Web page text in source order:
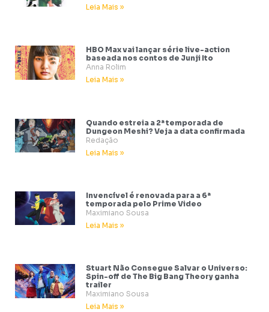
Leia Mais »
HBO Max vai lançar série live-action
baseada nos contos de Junji Ito
Anna Rolim
Leia Mais »
Quando estreia a 2ª temporada de
Dungeon Meshi? Veja a data confirmada
Redação
Leia Mais »
Invencível é renovada para a 6ª
temporada pelo Prime Video
Maximiano Sousa
Leia Mais »
Stuart Não Consegue Salvar o Universo:
Spin-off de The Big Bang Theory ganha
trailer
Maximiano Sousa
Leia Mais »